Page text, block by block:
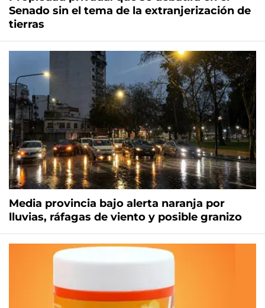
Senado sin el tema de la extranjerización de
tierras
Media provincia bajo alerta naranja por
lluvias, ráfagas de viento y posible granizo